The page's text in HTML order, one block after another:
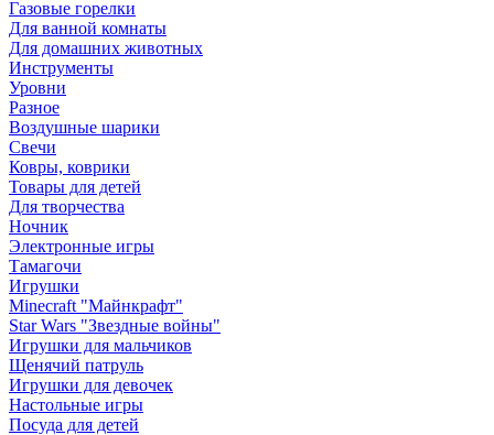
Газовые горелки
Для ванной комнаты
Для домашних животных
Инструменты
Уровни
Разное
Воздушные шарики
Свечи
Ковры, коврики
Товары для детей
Для творчества
Ночник
Электронные игры
Тамагочи
Игрушки
Minecraft "Майнкрафт"
Star Wars "Звездные войны"
Игрушки для мальчиков
Щенячий патруль
Игрушки для девочек
Настольные игры
Посуда для детей